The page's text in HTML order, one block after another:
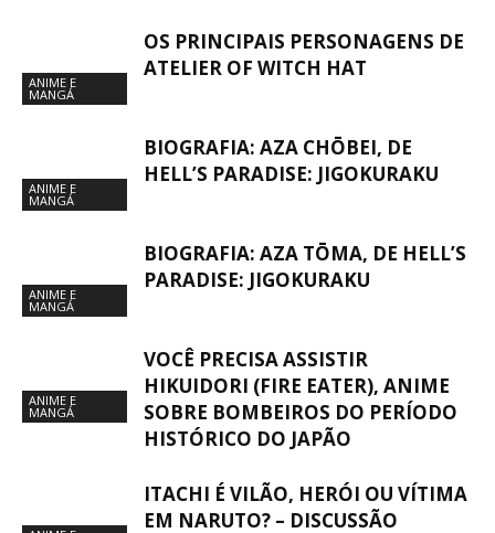
ANIME E
MANGÁ
OS PRINCIPAIS PERSONAGENS DE
ATELIER OF WITCH HAT
ANIME E
MANGÁ
BIOGRAFIA: AZA CHŌBEI, DE
HELL’S PARADISE: JIGOKURAKU
ANIME E
MANGÁ
BIOGRAFIA: AZA TŌMA, DE HELL’S
PARADISE: JIGOKURAKU
ANIME E
MANGÁ
VOCÊ PRECISA ASSISTIR
HIKUIDORI (FIRE EATER), ANIME
SOBRE BOMBEIROS DO PERÍODO
HISTÓRICO DO JAPÃO
ITACHI É VILÃO, HERÓI OU VÍTIMA
EM NARUTO? – DISCUSSÃO